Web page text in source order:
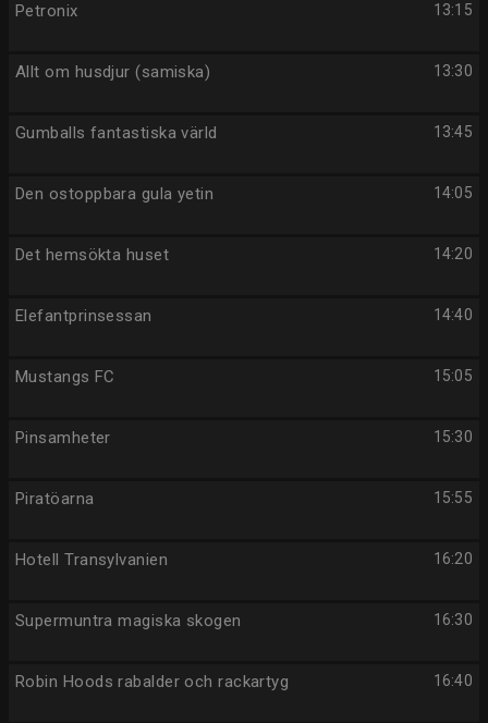
13:15
Petronix
13:30
Allt om husdjur (samiska)
13:45
Gumballs fantastiska värld
14:05
Den ostoppbara gula yetin
14:20
Det hemsökta huset
14:40
Elefantprinsessan
15:05
Mustangs FC
15:30
Pinsamheter
15:55
Piratöarna
16:20
Hotell Transylvanien
16:30
Supermuntra magiska skogen
16:40
Robin Hoods rabalder och rackartyg